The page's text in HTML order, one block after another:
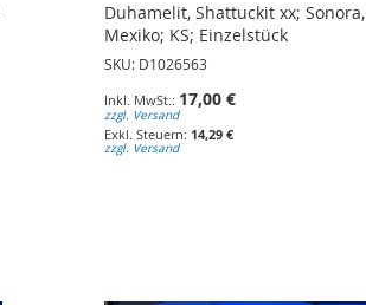
Duhamelit, Shattuckit xx; Sonora,
Mexiko; KS; Einzelstück
SKU: D1026563
17,00 €
zzgl. Versand
14,29 €
zzgl. Versand